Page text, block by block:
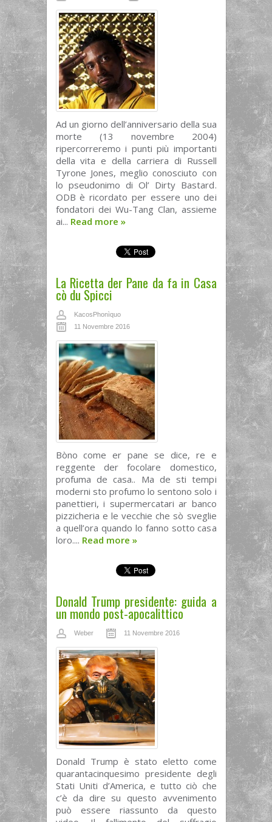
Ad un giorno dell’anniversario della sua
morte (13 novembre 2004)
ripercorreremo i punti più importanti
della vita e della carriera di Russell
Tyrone Jones, meglio conosciuto con
lo pseudonimo di Ol’ Dirty Bastard.
ODB è ricordato per essere uno dei
fondatori dei Wu-Tang Clan, assieme
ai... Read more »
La Ricetta der Pane da fa in Casa
cò du Spicci
KacosPhonìquo
11 Novembre 2016
Bòno come er pane se dice, re e
reggente der focolare domestico,
profuma de casa.. Ma de sti tempi
moderni sto profumo lo sentono solo i
panettieri, i supermercatari ar banco
pizzicheria e le vecchie che sò sveglie
a quell’ora quando lo fanno sotto casa
loro.... Read more »
Donald Trump presidente: guida a
un mondo post-apocalittico
Weber 11 Novembre 2016
Donald Trump è stato eletto come
quarantacinquesimo presidente degli
Stati Uniti d’America, e tutto ciò che
c’è da dire su questo avvenimento
può essere riassunto da questo